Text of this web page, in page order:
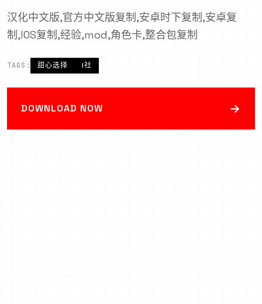
汉化中文版,官方中文版复制,安卓时下复制,安卓复
制,IOS复制,经验,mod,角色卡,整合包复制
TAGS: 甜心选择 I社
DOWNLOAD NOW →